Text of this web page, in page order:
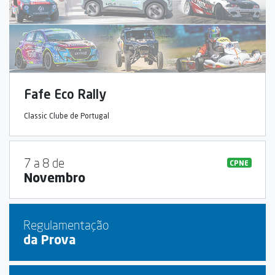
Fafe Eco Rally
Classic Clube de Portugal
7 a 8 de
Novembro
CPNE
Regulamentação
da Prova